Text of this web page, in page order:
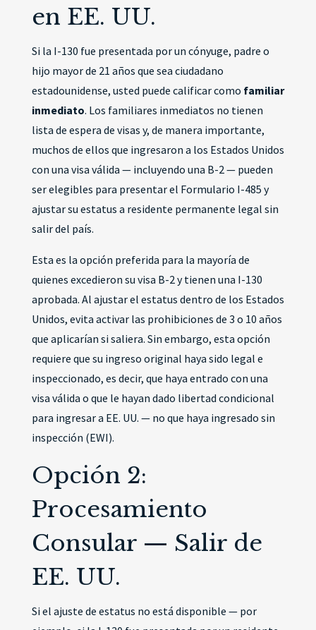
en EE. UU.
Si la I-130 fue presentada por un cónyuge, padre o
hijo mayor de 21 años que sea ciudadano
estadounidense, usted puede calificar como familiar
inmediato. Los familiares inmediatos no tienen
lista de espera de visas y, de manera importante,
muchos de ellos que ingresaron a los Estados Unidos
con una visa válida — incluyendo una B-2 — pueden
ser elegibles para presentar el Formulario I-485 y
ajustar su estatus a residente permanente legal sin
salir del país.
Esta es la opción preferida para la mayoría de
quienes excedieron su visa B-2 y tienen una I-130
aprobada. Al ajustar el estatus dentro de los Estados
Unidos, evita activar las prohibiciones de 3 o 10 años
que aplicarían si saliera. Sin embargo, esta opción
requiere que su ingreso original haya sido legal e
inspeccionado, es decir, que haya entrado con una
visa válida o que le hayan dado libertad condicional
para ingresar a EE. UU. — no que haya ingresado sin
inspección (EWI).
Opción 2:
Procesamiento
Consular — Salir de
EE. UU.
Si el ajuste de estatus no está disponible — por